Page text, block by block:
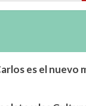
es el nuevo